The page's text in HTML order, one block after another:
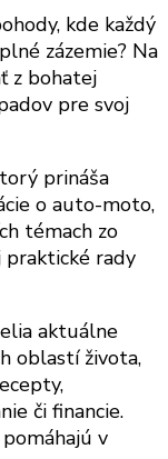
kde každý
zázemie? Na
z bohatej
pre svoj
prináša
o auto-moto,
témach zo
praktické rady
aktuálne
oblastí života,
či financie.
v